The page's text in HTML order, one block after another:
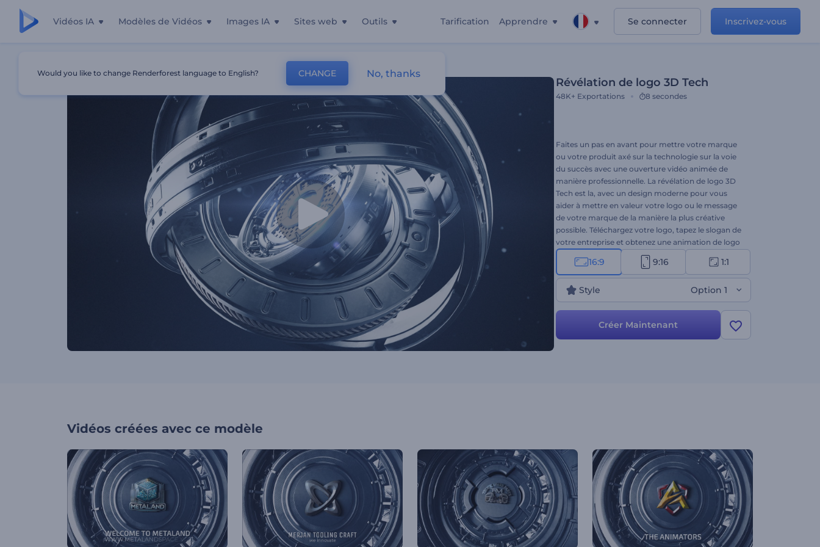
Vidéos IA Modèles de Vidéos Images IA Sites web Outils Tarification Apprendre Se connecter Inscrivez-vous
Révélation de logo 3D Tech
48K+ Exportations 8 secondes
Faites un pas en avant pour mettre votre marque
ou votre produit axé sur la technologie sur la voie
du succès avec une ouverture vidéo animée de
manière professionnelle. La révélation de logo 3D
Tech est la, avec un design moderne pour vous
aider à mettre en valeur votre logo ou le message
de votre marque de la manière la plus créative
possible. Téléchargez votre logo, tapez le slogan de
votre entreprise et obtenez une animation de logo
haute résolution en quelques clics. Parfaitement
adapté aux promotions d'entreprises
technologiques, aux présentations de marques ou
de produits, et à bien d'autres projets créatifs.
Essayez-le maintenant !
16:9 9:16 1:1
Style Option 1
Créer Maintenant
Vidéos créées avec ce modèle
Would you like to change Renderforest language to English? CHANGE No, thanks